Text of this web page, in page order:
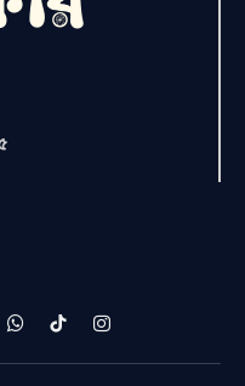
WhatsAppTikTokInstagram